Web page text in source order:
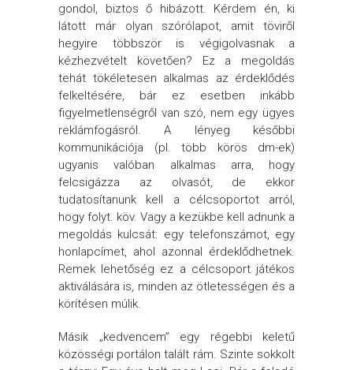
gondol, biztos ő hibázott. Kérdem én, ki
látott már olyan szórólapot, amit töviről
hegyire többször is végigolvasnak a
kézhezvételt követően? Ez a megoldás
tehát tökéletesen alkalmas az érdeklődés
felkeltésére, bár ez esetben inkább
figyelmetlenségről van szó, nem egy ügyes
reklámfogásról. A lényeg későbbi
kommunikációja (pl. több körös dm-ek)
ugyanis valóban alkalmas arra, hogy
felcsigázza az olvasót, de ekkor
tudatosítanunk kell a célcsoportot arról,
hogy folyt. köv. Vagy a kezükbe kell adnunk a
megoldás kulcsát: egy telefonszámot, egy
honlapcímet, ahol azonnal érdeklődhetnek.
Remek lehetőség ez a célcsoport játékos
aktiválására is, minden az ötletességen és a
körítésen múlik.
Másik „kedvencem” egy régebbi keletű
közösségi portálon talált rám. Szinte sokkolt